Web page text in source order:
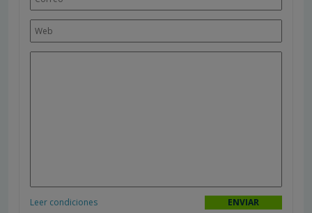
Leer condiciones